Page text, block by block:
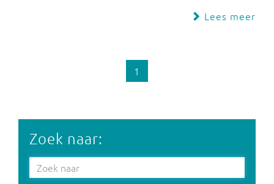
Lees meer
1
Zoek naar: